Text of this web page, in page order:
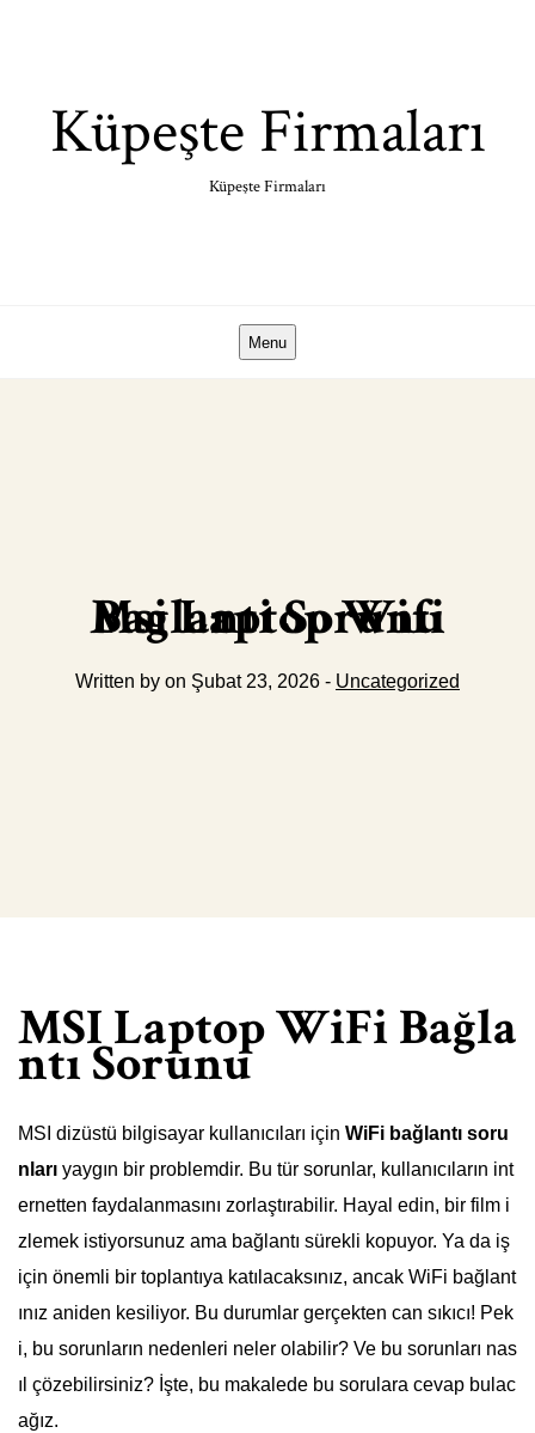
Küpeşte Firmaları
Küpeşte Firmaları
Menu
Msi Laptop Wifi Baglanti Sorunu
Written by on Şubat 23, 2026 - Uncategorized
MSI Laptop WiFi Bağla
ntı Sorunu
MSI dizüstü bilgisayar kullanıcıları için WiFi bağlantı soru
nları yaygın bir problemdir. Bu tür sorunlar, kullanıcıların int
ernetten faydalanmasını zorlaştırabilir. Hayal edin, bir film i
zlemek istiyorsunuz ama bağlantı sürekli kopuyor. Ya da iş
için önemli bir toplantıya katılacaksınız, ancak WiFi bağlant
ınız aniden kesiliyor. Bu durumlar gerçekten can sıkıcı! Pek
i, bu sorunların nedenleri neler olabilir? Ve bu sorunları nas
ıl çözebilirsiniz? İşte, bu makalede bu sorulara cevap bulac
ağız.